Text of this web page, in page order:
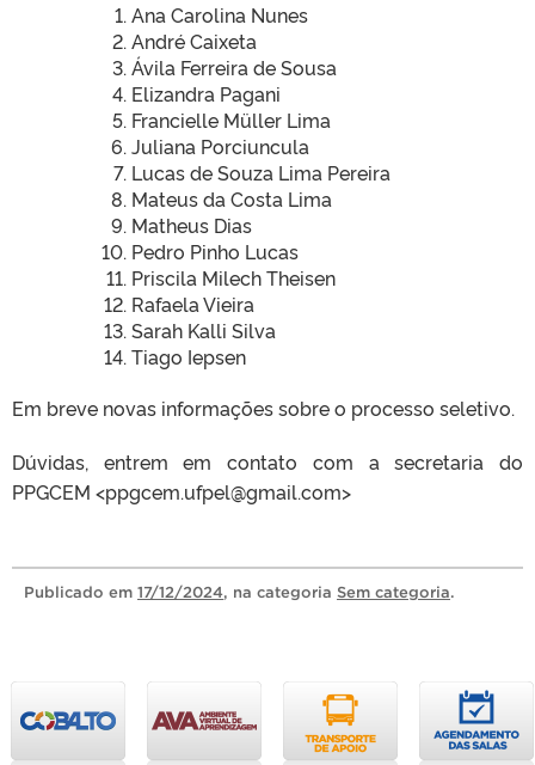
Ana Carolina Nunes
André Caixeta
Ávila Ferreira de Sousa
Elizandra Pagani
Francielle Müller Lima
Juliana Porciuncula
Lucas de Souza Lima Pereira
Mateus da Costa Lima
Matheus Dias
Pedro Pinho Lucas
Priscila Milech Theisen
Rafaela Vieira
Sarah Kalli Silva
Tiago Iepsen
Em breve novas informações sobre o processo seletivo.
Dúvidas, entrem em contato com a secretaria do
PPGCEM <ppgcem.ufpel@gmail.com>
Publicado em 17/12/2024, na categoria Sem categoria.